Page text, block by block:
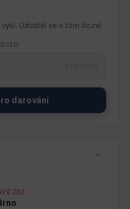
Uživatel se o tom dozví.
darování
ZDE